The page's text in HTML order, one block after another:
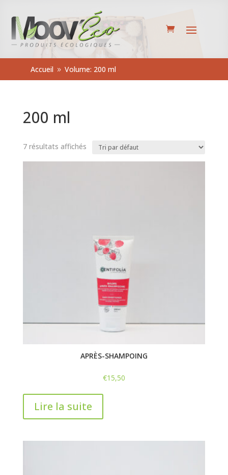
Accueil 9 Volume: 200 ml
200 ml
7 résultats affichés
APRÈS-SHAMPOING
€15,50
Lire la suite